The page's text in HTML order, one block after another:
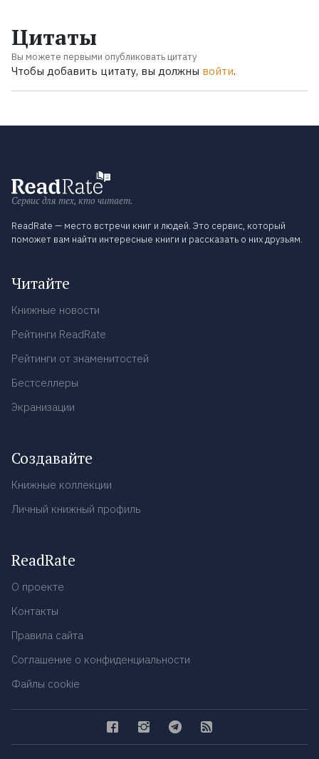
Цитаты
Вы можете первыми опубликовать цитату
Чтобы добавить цитату, вы должны войти.
Сервис для тех, кто читает.
ReadRate — место встречи книг и людей. Это сервис, который
поможет вам найти интересные книги и рассказать о них друзьям.
Читайте
Книжные новости
Рейтинги ReadRate
Рейтинги от знаменитостей
Бестселлеры
Экранизации
Создавайте
Книжные коллекции
Личный книжный профиль
ReadRate
О проекте
Контакты
Правила сайта
Соглашение о конфиденциальности
Файлы cookie